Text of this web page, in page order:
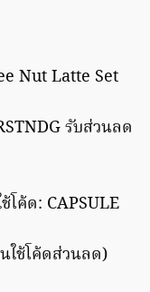
Nut Latte Set
รับส่วนลด
โค้ด: CAPSULE
ใช้โค้ดส่วนลด)